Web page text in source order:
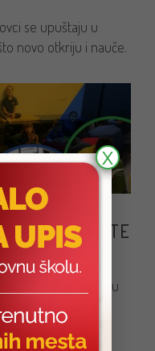
se upuštaju u
novo otkriju i nauče.
MAŠTE
da se upuste u
a glavni među
X